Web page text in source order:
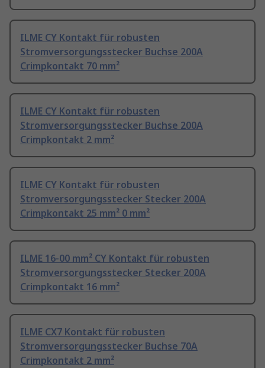
ILME CY Kontakt für robusten
Stromversorgungsstecker Buchse 200A
Crimpkontakt 70 mm²
ILME CY Kontakt für robusten
Stromversorgungsstecker Buchse 200A
Crimpkontakt 2 mm²
ILME CY Kontakt für robusten
Stromversorgungsstecker Stecker 200A
Crimpkontakt 25 mm² 0 mm²
ILME 16-00 mm² CY Kontakt für robusten
Stromversorgungsstecker Stecker 200A
Crimpkontakt 16 mm²
ILME CX7 Kontakt für robusten
Stromversorgungsstecker Buchse 70A
Crimpkontakt 2 mm²